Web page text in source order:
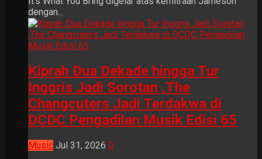
dengan...
Kiprah Dua Dekade hingga Tur
Inggris Jadi Sorotan ,The
Changcuters Jadi Terdakwa di
DCDC Pengadilan Musik Edisi 65
Music Jul 31, 2026 0